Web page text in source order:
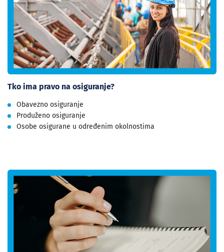
Tko ima pravo na osiguranje?
Obavezno osiguranje
Produženo osiguranje
Osobe osigurane u određenim okolnostima